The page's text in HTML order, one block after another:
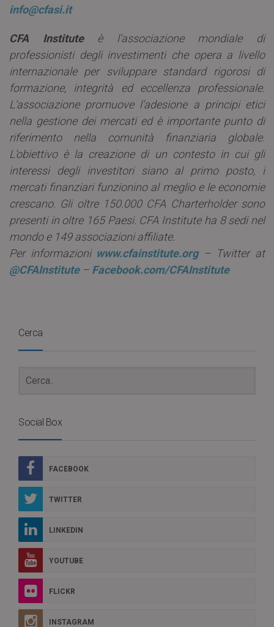
info@cfasi.it
CFA Instituteè l’associazione mondiale di
professionisti degli investimenti che opera a livello
internazionale per sviluppare standard rigorosi di
formazione, integrità ed eccellenza professionale.
L’associazione promuove l’adesione a principi etici
nella gestione dei mercati ed è importante punto di
riferimento nella comunità finanziaria globale.
L’obiettivo è la creazione di un contesto in cui gli
interessi degli investitori siano al primo posto, i
mercati finanziari funzionino al meglio e le economie
crescano. Gli oltre 150.000 CFA Charterholder sono
presenti in oltre 165 Paesi. CFA Institute ha 8 sedi nel
mondo e 149 associazioni affiliate.
Per informazioni www.cfainstitute.org– Twitter at
@CFAInstitute– Facebook.com/CFAInstitute
Cerca
Social Box
FACEBOOK
TWITTER
LINKEDIN
YOUTUBE
FLICKR
INSTAGRAM